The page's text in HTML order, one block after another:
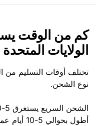
كم من الوقت
الولايات
تختلف أوقات التسليم من
نوع الشحن.
أطول